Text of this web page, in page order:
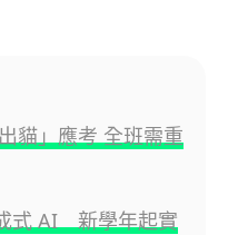
貓」應考 全班需重
式 AI 新學年起實